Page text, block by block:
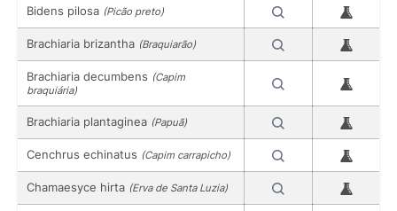
Bidens pilosa (Picão preto)
Brachiaria brizantha (Braquiarão)
Brachiaria decumbens (Capim
braquiária)
Brachiaria plantaginea (Papuã)
Cenchrus echinatus (Capim carrapicho)
Chamaesyce hirta (Erva de Santa Luzia)